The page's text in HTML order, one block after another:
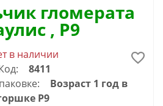
гломерата
, P9
в наличии
8411
Возраст 1 год в
P9